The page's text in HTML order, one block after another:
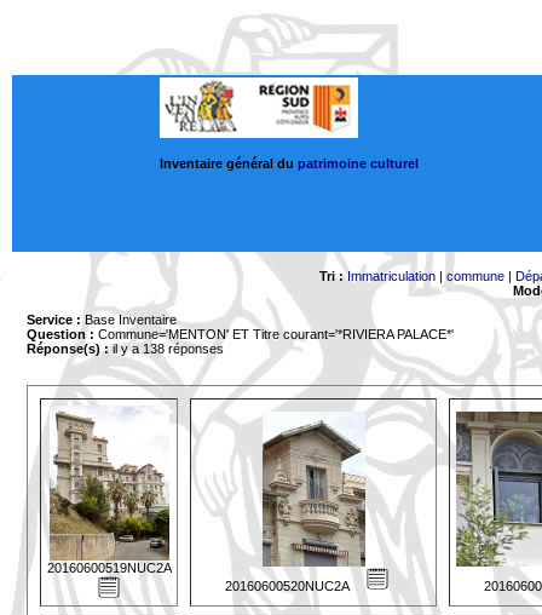
Inventaire général du patrimoine culturel
Tri : Immatriculation |commune |
Service : Base Inventaire
Question : Commune='MENTON' ET Titre courant='*RIVIERA PALACE*'
Réponse(s) :il y a 138 réponses
20160600519NUC2A
20160600520NUC2A